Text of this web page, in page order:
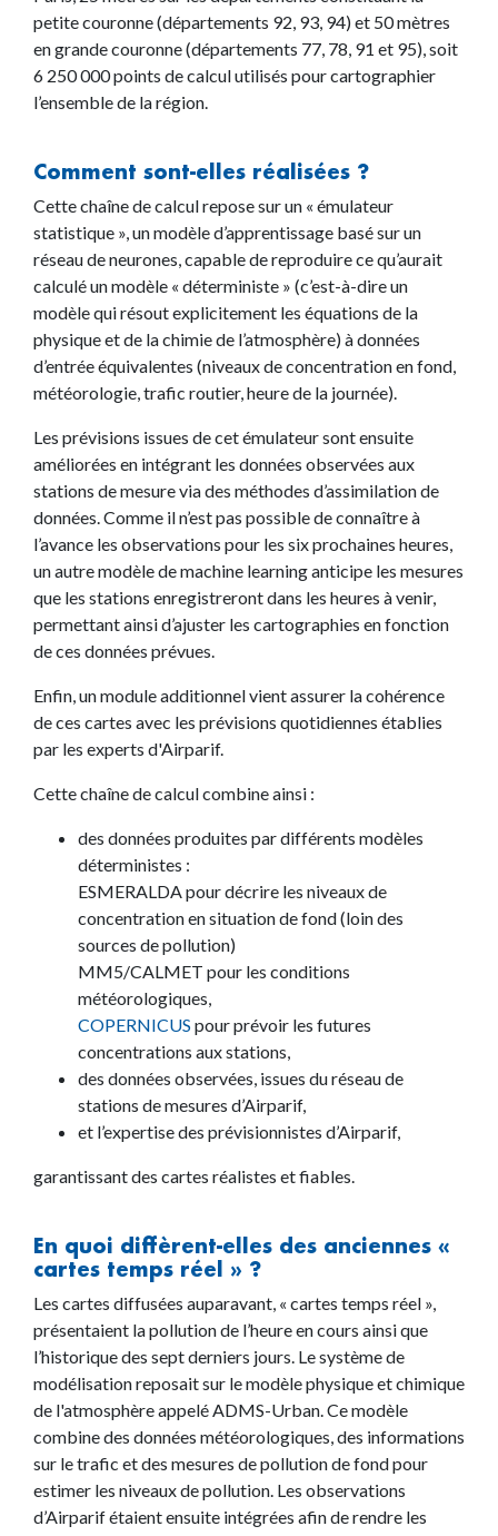
petite couronne (départements 92, 93, 94) et 50 mètres
en grande couronne (départements 77, 78, 91 et 95), soit
6 250 000 points de calcul utilisés pour cartographier
l’ensemble de la région.
Comment sont-elles réalisées ?
Cette chaîne de calcul repose sur un « émulateur
statistique », un modèle d’apprentissage basé sur un
réseau de neurones, capable de reproduire ce qu’aurait
calculé un modèle « déterministe » (c’est-à-dire un
modèle qui résout explicitement les équations de la
physique et de la chimie de l’atmosphère) à données
d’entrée équivalentes (niveaux de concentration en fond,
météorologie, trafic routier, heure de la journée).
Les prévisions issues de cet émulateur sont ensuite
améliorées en intégrant les données observées aux
stations de mesure via des méthodes d’assimilation de
données. Comme il n’est pas possible de connaître à
l’avance les observations pour les six prochaines heures,
un autre modèle de machine learning anticipe les mesures
que les stations enregistreront dans les heures à venir,
permettant ainsi d’ajuster les cartographies en fonction
de ces données prévues.
Enfin, un module additionnel vient assurer la cohérence
de ces cartes avec les prévisions quotidiennes établies
par les experts d'Airparif.
Cette chaîne de calcul combine ainsi :
des données produites par différents modèles
déterministes :
ESMERALDA pour décrire les niveaux de
concentration en situation de fond (loin des
sources de pollution)
MM5/CALMET pour les conditions
météorologiques,
COPERNICUS pour prévoir les futures
concentrations aux stations,
des données observées, issues du réseau de
stations de mesures d’Airparif,
et l’expertise des prévisionnistes d’Airparif,
garantissant des cartes réalistes et fiables.
En quoi diffèrent-elles des anciennes «
cartes temps réel » ?
Les cartes diffusées auparavant, « cartes temps réel »,
présentaient la pollution de l’heure en cours ainsi que
l’historique des sept derniers jours. Le système de
modélisation reposait sur le modèle physique et chimique
de l'atmosphère appelé ADMS-Urban. Ce modèle
combine des données météorologiques, des informations
sur le trafic et des mesures de pollution de fond pour
estimer les niveaux de pollution. Les observations
d’Airparif étaient ensuite intégrées afin de rendre les